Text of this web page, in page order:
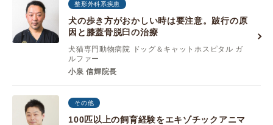
整形外科系疾患
犬の歩き方がおかしい時は要注意。跛行の原
因と膝蓋骨脱臼の治療
犬猫専門動物病院 ドッグ＆キャットホスピタル ガ
ルファー
小泉 信輝院長
その他
100匹以上の飼育経験をエキゾチックアニマ